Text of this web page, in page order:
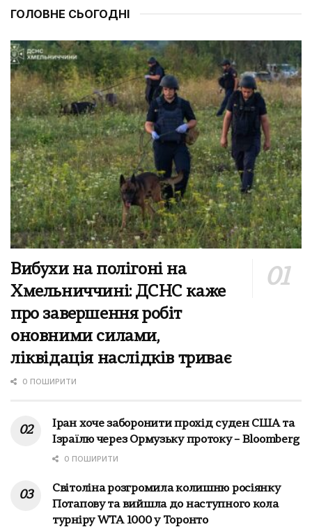
ГОЛОВНЕ СЬОГОДНІ
Вибухи на полігоні на
Хмельниччині: ДСНС каже
про завершення робіт
оновними силами,
ліквідація наслідків триває
0 ПОШИРИТИ
Іран хоче заборонити прохід суден США та
Ізраїлю через Ормузьку протоку – Bloomberg
0 ПОШИРИТИ
Світоліна розгромила колишню росіянку
Потапову та вийшла до наступного кола
турніру WTA 1000 у Торонто